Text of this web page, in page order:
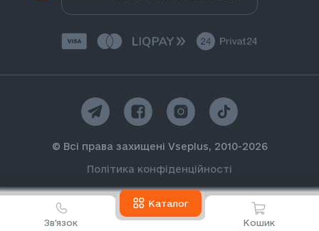
Зв'язок
Каталог
Кошик
© Всі права захищені Vseplus, 2010-2026
Політика конфіденційності